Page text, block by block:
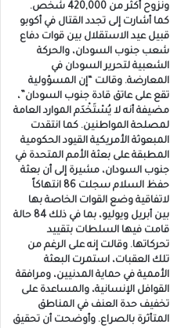
ونزوح أكثر من 420,000 شخص.
كما أشارت إلى تجدد القتال في أكوبو
قبيل عيد الاستقلال بين قوات دفاع
شعب جنوب السودان، والحركة
الشعبية لتحرير السودان في
المعارضة. وقالت “إن المسؤولية
تقع على عاتق قادة جنوب السودان”،
مضيفة أنه لا يُسْتَخْدَم الموارد العامة
لمصلحة المواطنين. كما انتقدت
المبعوثة الأمريكية القيود الحكومية
المطبقة على بعثة الأمم المتحدة في
جنوب السودان، مشيرة إلى أن بعثة
حفظ السلام سجلت 86 انتهاكاً
لاتفاقية وضع القوات الخاصة بها
بين أبريل ويوليو، بما في ذلك 84 حالة
قامت فيها السلطات بتقييد
تحركاتها. وقالت إنه على الرغم من
تلك العقبات، استمرت البعثة
الأممية في حماية المدنيين، ومرافقة
القوافل الإنسانية، والمساعدة على
تخفيف حدة العنف في المناطق
المتأثرة بالصراع. وأوضحت أن تحقيق